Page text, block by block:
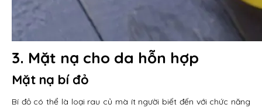
3. Mặt nạ cho da hỗn hợp
Mặt nạ bí đỏ
Bí đỏ có thể là loại rau củ mà ít người biết đến với chức năng